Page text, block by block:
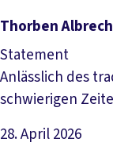
Artikel lesen
Thorben
Statement
Anlässlich des
schwierigen
28. April 2026